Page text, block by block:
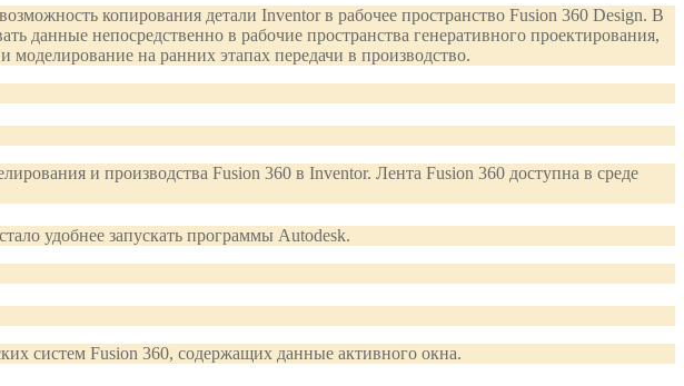
копирования детали Inventor в рабочее пространство Fusion 360 Design. В
данные непосредственно в рабочие пространства генеративного проектирования,
на ранних этапах передачи в производство.
и производства Fusion 360 в Inventor. Лента Fusion 360 доступна в среде
удобнее запускать программы Autodesk.
систем Fusion 360, содержащих данные активного окна.